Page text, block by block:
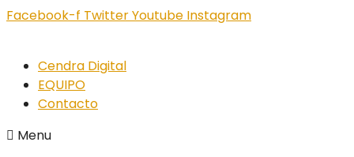
Facebook-f TwitterYoutube Instagram
Cendra Digital
EQUIPO
Contacto
Menu